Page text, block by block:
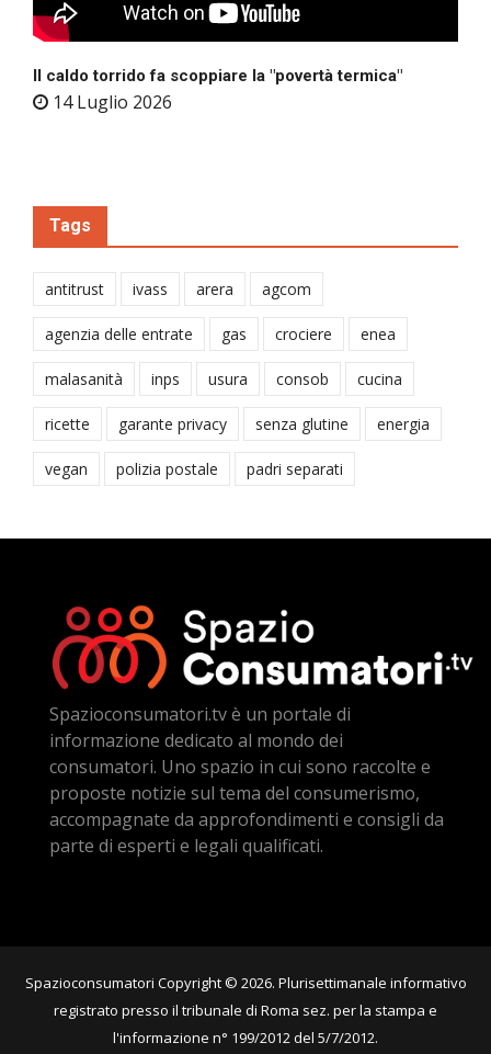
Il caldo torrido fa scoppiare la "povertà termica"
14 Luglio 2026
Tags
antitrust ivass arera agcom
agenzia delle entrate gas crociere enea
malasanità inps usura consob cucina
ricette garante privacy senza glutine energia
vegan polizia postale padri separati
Spazioconsumatori.tv è un portale di
informazione dedicato al mondo dei
consumatori. Uno spazio in cui sono raccolte e
proposte notizie sul tema del consumerismo,
accompagnate da approfondimenti e consigli da
parte di esperti e legali qualificati.
Spazioconsumatori Copyright © 2026. Plurisettimanale informativo
registrato presso il tribunale di Roma sez. per la stampa e
l'informazione n° 199/2012 del 5/7/2012.